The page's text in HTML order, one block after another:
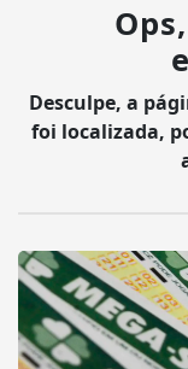
Desculpe, a
foi localizada,